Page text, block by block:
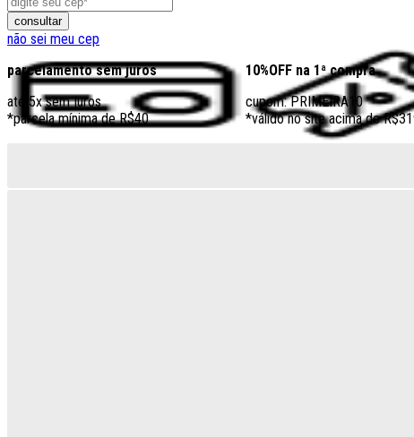
consultar
não sei meu cep
parcelamento sem juros
até 5x sem juros
*parcela mínima de R$40
10%OFF na 1ª compra
cupom: PRIMEIRA10
*válido no site acima de